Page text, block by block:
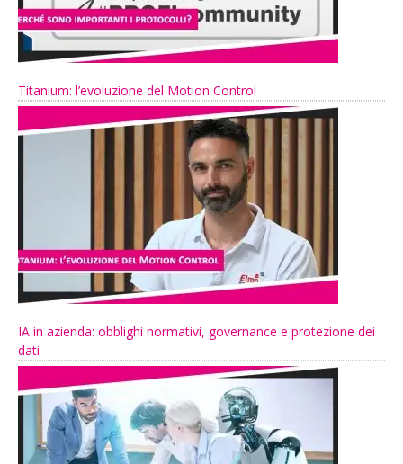
Titanium: l’evoluzione del Motion Control
IA in azienda: obblighi normativi, governance e protezione dei
dati